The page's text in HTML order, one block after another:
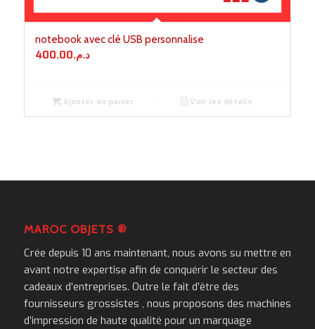
notebook avec clé USB personnalise
د.م.400.00
Ajouter au panier Voir les détails
MAROC OBJETS ®
Crée depuis 10 ans maintenant, nous avons su mettre en
avant notre expertise afin de conquérir le secteur des
cadeaux d’entreprises. Outre le fait d’être des
fournisseurs grossistes , nous proposons des machines
d’impression de haute qualité pour un marquage